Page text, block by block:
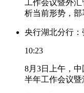
工作会议暨外
析当前形势，部
央行湖北分行
10:23
8月3日上午，
半年工作会议暨